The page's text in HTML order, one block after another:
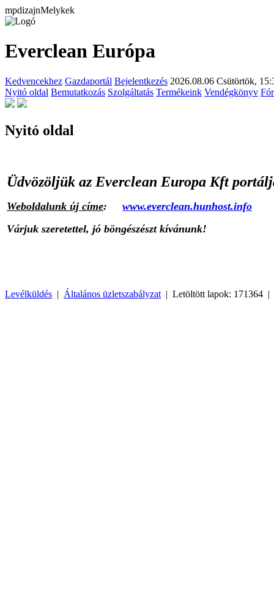
mpdizajnMelykek
Everclean Európa
Kedvencekhez Gazdaportál Bejelentkezés 2026.08.06 Csütörtök,
Nyitó oldal Bemutatkozás Szolgáltatás Termékeink Vendégkönyv
Nyitó oldal
Üdvözöljük az Everclean Europa Kft
Weboldalunk új címe: www.everclean.hunhost.info
Várjuk szeretettel, jó böngészészt kívánunk!
Levélküldés | Általános üzletszabályzat | Letöltött lapok: 171364 |